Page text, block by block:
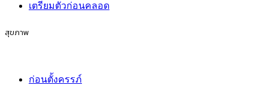
เตรียมตัวก่อนคลอด
สุขภาพ
ก่อนตั้งครรภ์